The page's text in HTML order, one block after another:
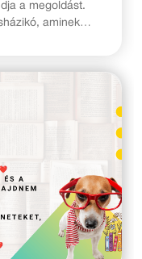
a megoldást.
aminek
fészer, az esti
nyári vihar is
levélben
tudnak – de
mert a nyár végén